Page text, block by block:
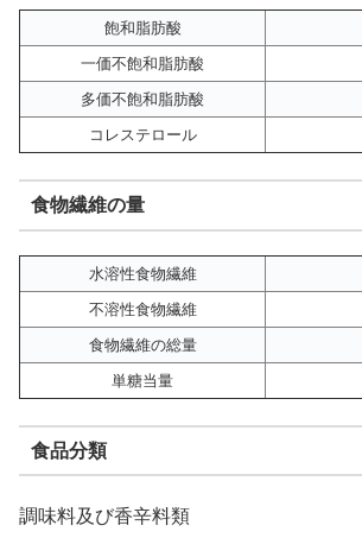
飽和脂肪酸
一価不飽和脂肪酸
多価不飽和脂肪酸
コレステロール
食物繊維の量
水溶性食物繊維
不溶性食物繊維
食物繊維の総量
単糖当量
食品分類
調味料及び香辛料類